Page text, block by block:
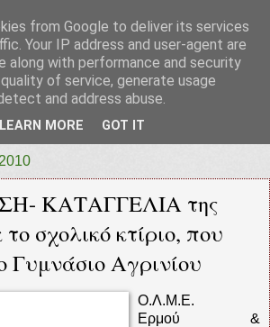
ΗΛΕΚΤΡΟΝΙΚΗ-
ΚΑΤΑΓΓΕΛΙΑ της
σχολικό κτίριο, που
Γυμνάσιο Αγρινίου
Ο.Λ.Μ.Ε.
Ερμού &
from Google to deliver its services
Your IP address and user-agent are
along with performance and security
of service, generate usage
and address abuse.
LEARN MORE GOT IT